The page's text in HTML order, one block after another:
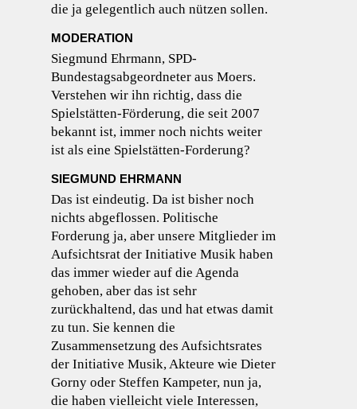
die ja gelegentlich auch nützen sollen.
MODERATION
Siegmund Ehrmann, SPD-
Bundestagsabgeordneter aus Moers.
Verstehen wir ihn richtig, dass die
Spielstätten-Förderung, die seit 2007
bekannt ist, immer noch nichts weiter
ist als eine Spielstätten-Forderung?
SIEGMUND EHRMANN
Das ist eindeutig. Da ist bisher noch
nichts abgeflossen. Politische
Forderung ja, aber unsere Mitglieder im
Aufsichtsrat der Initiative Musik haben
das immer wieder auf die Agenda
gehoben, aber das ist sehr
zurückhaltend, das und hat etwas damit
zu tun. Sie kennen die
Zusammensetzung des Aufsichtsrates
der Initiative Musik, Akteure wie Dieter
Gorny oder Steffen Kampeter, nun ja,
die haben vielleicht viele Interessen,